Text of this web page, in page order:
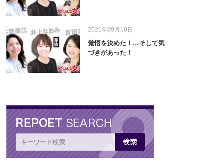
2021年09月10日
覚悟を決めた！…そして気
づきがあった！